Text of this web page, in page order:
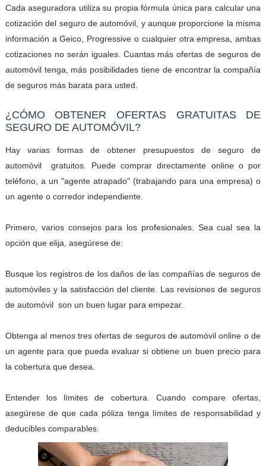
Cada aseguradora utiliza su propia fórmula única para calcular una
cotización del seguro de automóvil, y aunque proporcione la misma
información a Geico, Progressive o cualquier otra empresa, ambas
cotizaciones no serán iguales. Cuantas más ofertas de seguros de
automóvil tenga, más posibilidades tiene de encontrar la compañía
de seguros más barata para usted.
¿CÓMO OBTENER OFERTAS GRATUITAS DE
SEGURO DE AUTOMÓVIL?
Hay varias formas de obtener presupuestos de seguro de
automóvil
gratuitos. Puede comprar directamente online o por
teléfono, a un "agente atrapado" (trabajando para una empresa) o
un agente o corredor independiente.
Primero, varios consejos para los profesionales. Sea cual sea la
opción que elija, asegúrese de:
Busque los registros de los daños de las compañías de seguros de
automóviles y la satisfacción del cliente. Las revisiones de seguros
de automóvil son un buen lugar para empezar.
Obtenga al menos tres ofertas de seguros de automóvil online o de
un agente para que pueda evaluar si obtiene un buen precio para
la cobertura que desea.
Entender los límites de cobertura. Cuando compare ofertas,
asegúrese de que cada póliza tenga límites de responsabilidad y
deducibles comparables.